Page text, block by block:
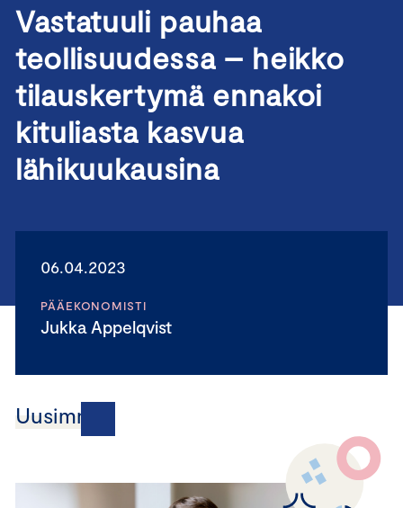
Vastatuuli pauhaa
teollisuudessa – heikko
tilauskertymä ennakoi
kituliasta kasvua
lähikuukausina
06.04.2023
PÄÄEKONOMISTI
Jukka Appelqvist
Uusimmat